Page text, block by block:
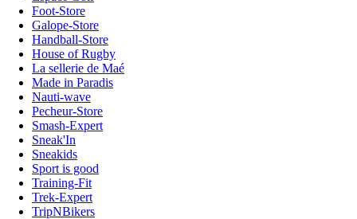
Foot-Store
Galope-Store
Handball-Store
House of Rugby
La sellerie de Maé
Made in Paradis
Nauti-wave
Pecheur-Store
Smash-Expert
Sneak'In
Sneakids
Sport is good
Training-Fit
Trek-Expert
TripNBikers